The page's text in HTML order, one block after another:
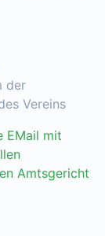
der
Vereins
EMail mit
Amtsgericht